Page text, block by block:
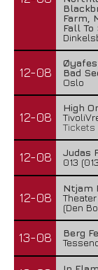
Farm,
Fall To
12-08
Bad
Oslo
12-08
High
Tickets
12-08
Judas
013
12-08
Ntjam
(Den
13-08
Berg